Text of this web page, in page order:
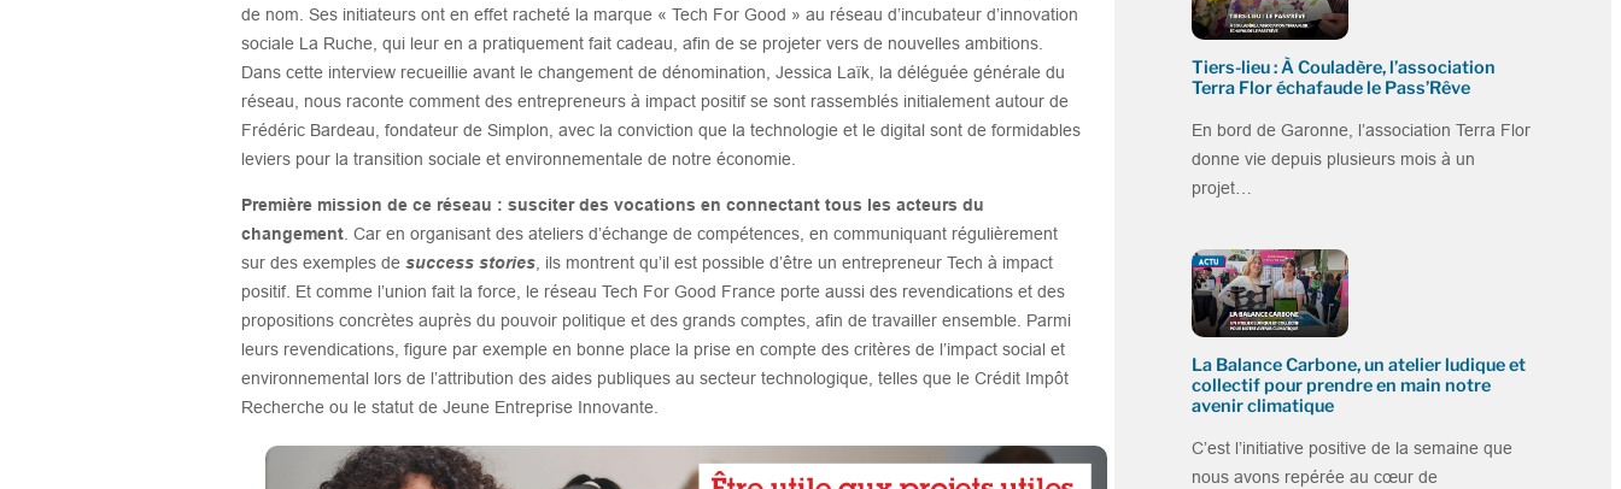
de nom. Ses initiateurs ont en effet racheté la marque « Tech For Good » au réseau d’incubateur d’innovation
sociale La Ruche, qui leur en a pratiquement fait cadeau, afin de se projeter vers de nouvelles ambitions.
Dans cette interview recueillie avant le changement de dénomination, Jessica Laïk, la déléguée générale du
réseau, nous raconte comment des entrepreneurs à impact positif se sont rassemblés initialement autour de
Frédéric Bardeau, fondateur de Simplon, avec la conviction que la technologie et le digital sont de formidables
leviers pour la transition sociale et environnementale de notre économie.
Première mission de ce réseau : susciter des vocations en connectant tous les acteurs du
changement. Car en organisant des ateliers d’échange de compétences, en communiquant régulièrement
sur des exemples de success stories, ils montrent qu’il est possible d’être un entrepreneur Tech à impact
positif. Et comme l’union fait la force, le réseau Tech For Good France porte aussi des revendications et des
propositions concrètes auprès du pouvoir politique et des grands comptes, afin de travailler ensemble. Parmi
leurs revendications, figure par exemple en bonne place la prise en compte des critères de l’impact social et
environnemental lors de l’attribution des aides publiques au secteur technologique, telles que le Crédit Impôt
Recherche ou le statut de Jeune Entreprise Innovante.
Tiers-lieu : À Couladère, l’association
Terra Flor échafaude le Pass’Rêve
En bord de Garonne, l’association Terra Flor
donne vie depuis plusieurs mois à un
projet…
La Balance Carbone, un atelier ludique et
collectif pour prendre en main notre
avenir climatique
C’est l’initiative positive de la semaine que
nous avons repérée au cœur de